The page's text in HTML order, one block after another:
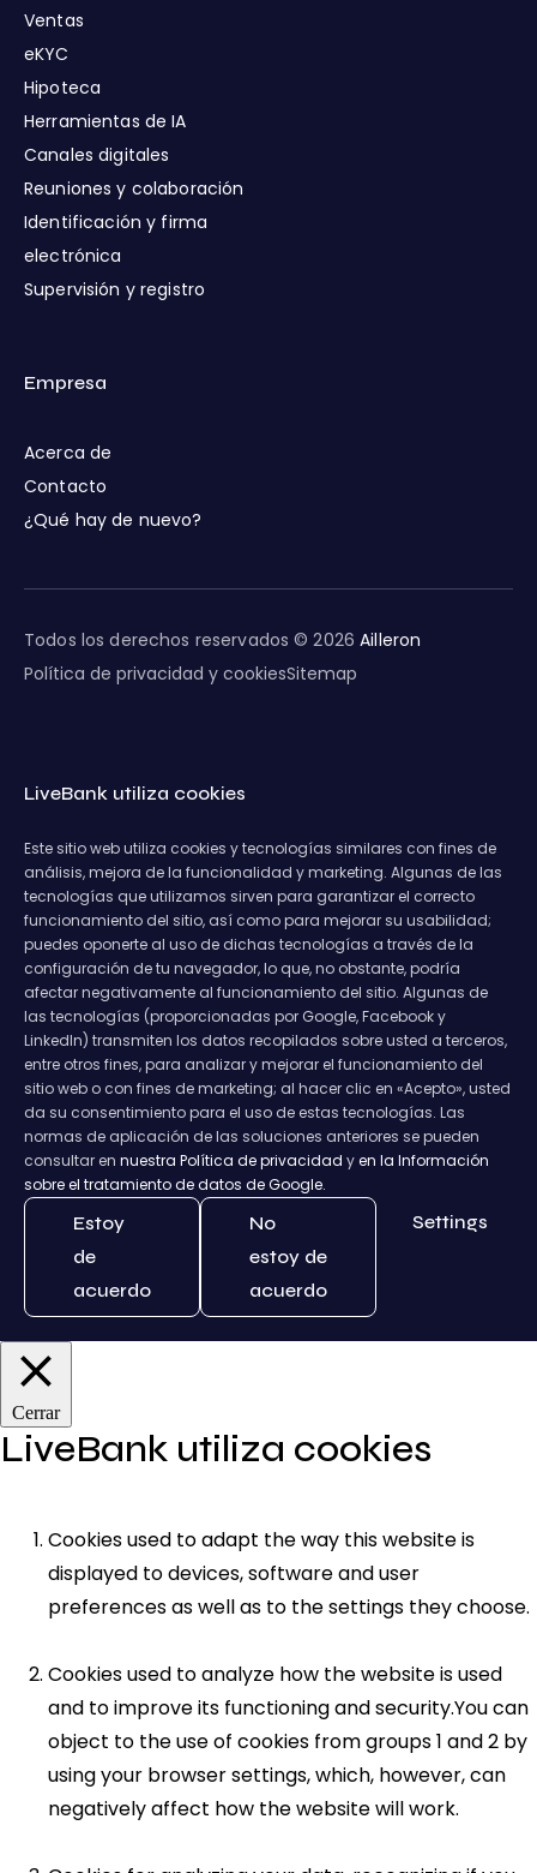
Ventas
eKYC
Hipoteca
Herramientas de IA
Canales digitales
Reuniones y colaboración
Identificación y firma
electrónica
Supervisión y registro
Empresa
Acerca de
Contacto
¿Qué hay de nuevo?
Todos los derechos reservados © 2026Ailleron
Política de privacidad y cookiesSitemap
LiveBank utiliza cookies
Este sitio web utiliza cookies y tecnologías similares con fines de
análisis, mejora de la funcionalidad y marketing. Algunas de las
tecnologías que utilizamos sirven para garantizar el correcto
funcionamiento del sitio, así como para mejorar su usabilidad;
puedes oponerte al uso de dichas tecnologías a través de la
configuración de tu navegador, lo que, no obstante, podría
afectar negativamente al funcionamiento del sitio. Algunas de
las tecnologías (proporcionadas por Google, Facebook y
LinkedIn) transmiten los datos recopilados sobre usted a terceros,
entre otros fines, para analizar y mejorar el funcionamiento del
sitio web o con fines de marketing; al hacer clic en «Acepto», usted
da su consentimiento para el uso de estas tecnologías. Las
normas de aplicación de las soluciones anteriores se pueden
consultar en nuestra Política de privacidad yen la Información
sobre el tratamiento de datos de Google.
Estoy
de
acuerdo
No
estoy de
acuerdo
Settings
Cerrar
LiveBank utiliza cookies
Cookies used to adapt the way this website is
displayed to devices, software and user
preferences as well as to the settings they choose.
Cookies used to analyze how the website is used
and to improve its functioning and security.You can
object to the use of cookies from groups 1 and 2 by
using your browser settings, which, however, can
negatively affect how the website will work.